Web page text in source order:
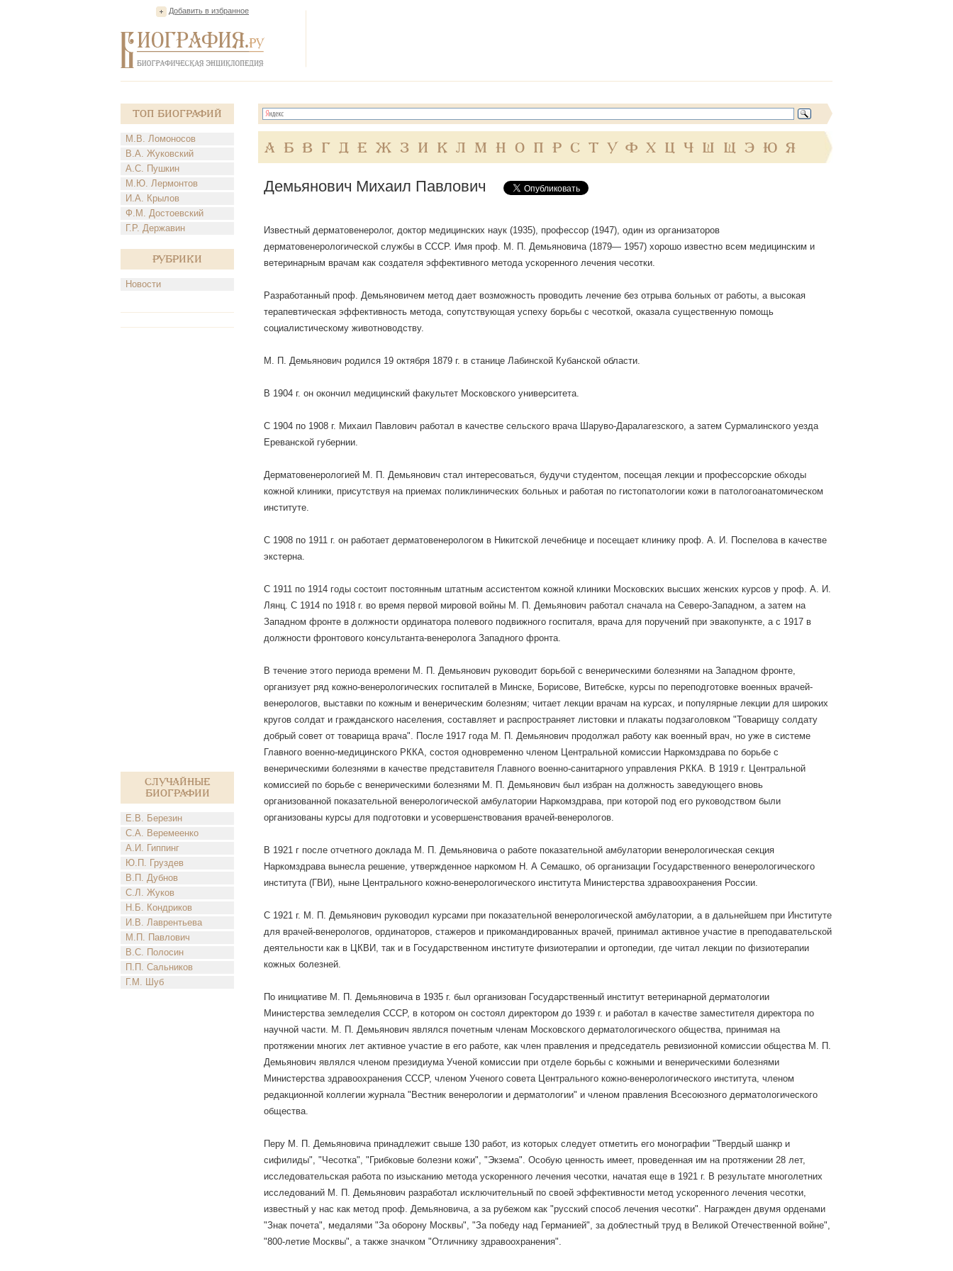
Добавить в избранное
Топ Биографий
М.В. Ломоносов
В.А. Жуковский
А.С. Пушкин
М.Ю. Лермонтов
И.А. Крылов
Ф.М. Достоевский
Г.Р. Державин
Рубрики
Новости
Случайные
биографии
Е.В. Березин
С.А. Веремеенко
А.И. Гиппинг
Ю.П. Груздев
В.П. Дубнов
С.Л. Жуков
Н.Б. Кондриков
И.В. Лаврентьева
М.П. Павлович
В.С. Полосин
П.П. Сальников
Г.М. Шуб
А Б В Г Д Е Ж З И К Л М Н О П Р С Т У Ф Х Ц Ч Ш Щ Э Ю Я
Демьянович Михаил Павлович
Известный дерматовенеролог, доктор медицинских наук (1935), профессор (1947), один из организаторов
дерматовенерологической службы в СССР. Имя проф. М. П. Демьяновича (1879— 1957) хорошо известно всем медицинским и
ветеринарным врачам как создателя эффективного метода ускоренного лечения чесотки.
Разработанный проф. Демьяновичем метод дает возможность проводить лечение без отрыва больных от работы, а высокая
терапевтическая эффективность метода, сопутствующая успеху борьбы с чесоткой, оказала существенную помощь
социалистическому животноводству.
М. П. Демьянович родился 19 октября 1879 г. в станице Лабинской Кубанской области.
В 1904 г. он окончил медицинский факультет Московского университета.
С 1904 по 1908 г. Михаил Павлович работал в качестве сельского врача Шаруво-Даралагезского, а затем Сурмалинского уезда
Ереванской губернии.
Дерматовенерологией М. П. Демьянович стал интересоваться, будучи студентом, посещая лекции и профессорские обходы
кожной клиники, присутствуя на приемах поликлинических больных и работая по гистопатологии кожи в патологоанатомическом
институте.
С 1908 по 1911 г. он работает дерматовенерологом в Никитской лечебнице и посещает клинику проф. А. И. Поспелова в качестве
экстерна.
С 1911 по 1914 годы состоит постоянным штатным ассистентом кожной клиники Московских высших женских курсов у проф. А. И.
Лянц. С 1914 по 1918 г. во время первой мировой войны М. П. Демьянович работал сначала на Северо-Западном, а затем на
Западном фронте в должности ординатора полевого подвижного госпиталя, врача для поручений при эвакопункте, а с 1917 в
должности фронтового консультанта-венеролога Западного фронта.
В течение этого периода времени М. П. Демьянович руководит борьбой с венерическими болезнями на Западном фронте,
организует ряд кожно-венерологических госпиталей в Минске, Борисове, Витебске, курсы по переподготовке военных врачей-
венерологов, выставки по кожным и венерическим болезням; читает лекции врачам на курсах, и популярные лекции для широких
кругов солдат и гражданского населения, составляет и распространяет листовки и плакаты подзаголовком "Товарищу солдату
добрый совет от товарища врача". После 1917 года М. П. Демьянович продолжал работу как военный врач, но уже в системе
Главного военно-медицинского РККА, состоя одновременно членом Центральной комиссии Наркомздрава по борьбе с
венерическими болезнями в качестве представителя Главного военно-санитарного управления РККА. В 1919 г. Центральной
комиссией по борьбе с венерическими болезнями М. П. Демьянович был избран на должность заведующего вновь
организованной показательной венерологической амбулатории Наркомздрава, при которой под его руководством были
организованы курсы для подготовки и усовершенствования врачей-венерологов.
В 1921 г после отчетного доклада М. П. Демьяновича о работе показательной амбулатории венерологическая секция
Наркомздрава вынесла решение, утвержденное наркомом Н. А Семашко, об организации Государственного венерологического
института (ГВИ), ныне Центрального кожно-венерологического института Министерства здравоохранения России.
С 1921 г. М. П. Демьянович руководил курсами при показательной венерологической амбулатории, а в дальнейшем при Институте
для врачей-венерологов, ординаторов, стажеров и прикомандированных врачей, принимал активное участие в преподавательской
деятельности как в ЦКВИ, так и в Государственном институте физиотерапии и ортопедии, где читал лекции по физиотерапии
кожных болезней.
По инициативе М. П. Демьяновича в 1935 г. был организован Государственный институт ветеринарной дерматологии
Министерства земледелия СССР, в котором он состоял директором до 1939 г. и работал в качестве заместителя директора по
научной части. М. П. Демьянович являлся почетным членам Московского дерматологического общества, принимая на
протяжении многих лет активное участие в его работе, как член правления и председатель ревизионной комиссии общества М. П.
Демьянович являлся членом президиума Ученой комиссии при отделе борьбы с кожными и венерическими болезнями
Министерства здравоохранения СССР, членом Ученого совета Центрального кожно-венерологического института, членом
редакционной коллегии журнала "Вестник венерологии и дерматологии" и членом правления Всесоюзного дерматологического
общества.
Перу М. П. Демьяновича принадлежит свыше 130 работ, из которых следует отметить его монографии "Твердый шанкр и
сифилиды", "Чесотка", "Грибковые болезни кожи", "Экзема". Особую ценность имеет, проведенная им на протяжении 28 лет,
исследовательская работа по изысканию метода ускоренного лечения чесотки, начатая еще в 1921 г. В результате многолетних
исследований М. П. Демьянович разработал исключительный по своей эффективности метод ускоренного лечения чесотки,
известный у нас как метод проф. Демьяновича, а за рубежом как "русский способ лечения чесотки". Награжден двумя орденами
"Знак почета", медалями "За оборону Москвы", "За победу над Германией", за доблестный труд в Великой Отечественной войне",
"800-летие Москвы", а также значком "Отличнику здравоохранения".